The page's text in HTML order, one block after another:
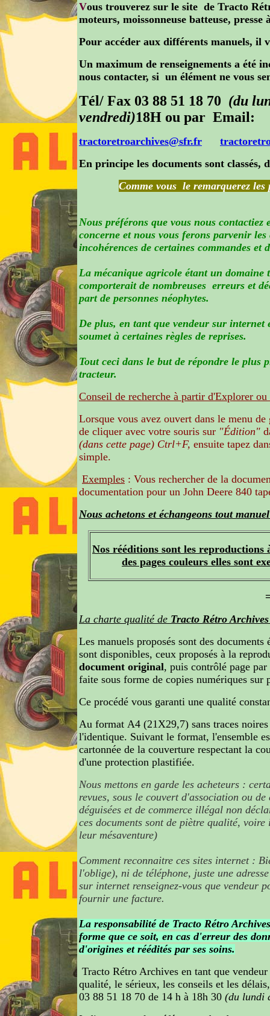
Vous trouverez sur le site de Tracto
moteurs, moissonneuse batteuse,
Pour accéder aux différents manuels, il
Un maximum de renseignements a été
nous contacter, si un élément ne vous
Tél/ Fax 03 88 51 18 70 (du
vendredi)18H ou par Email:
tractoretroarchives@sfr.fr
En principe les documents sont classés,
Comme vous le remarquerez
Nous préférons que vous nous contactiez
concerne et nous vous ferons parvenir
incohérences de certaines commandes
La mécanique agricole étant un domaine
comporterait de nombreuses erreurs et
part de personnes néophytes.
De plus, en tant que vendeur sur
soumet à certaines règles de reprises.
Tout ceci dans le but de répondre le plus
tracteur.
Conseil de recherche à partir d'Explorer
Lorsque vous avez ouvert dans le menu
de cliquer avec votre souris sur "Édition"
(dans cette page) Ctrl+F, ensuite tapez
simple.
Exemples : Vous rechercher de la
documentation pour un John Deere 840
Nous achetons et échangeons tout
Nos rééditions sont les
des pages couleurs elles sont
La charte qualité de Tracto Rétro
Les manuels proposés sont des
sont disponibles, ceux proposés à la
document original, puis contrôlé page
faite sous forme de copies numériques
Ce procédé vous garanti une qualité
Au format A4 (21X29,7) sans traces
l'identique. Suivant le format, l'ensemble
cartonnée de la couverture respectant la
d'une protection plastifiée.
Nous mettons en garde les acheteurs :
revues, sous le couvert d'association ou
déguisées et de commerce illégal non
ces documents sont de piètre qualité, voire
leur mésaventure)
Comment reconnaitre ces sites internet :
l'oblige), ni de téléphone, juste une
sur internet renseignez-vous que vendeur
fournir une facture.
La responsabilité de Tracto Rétro
forme que ce soit, en cas d'erreur des
d'origines et réédités par ses soins.
Tracto Rétro Archives en tant que
qualité, le sérieux, les conseils et les
03 88 51 18 70 de 14 h à 18h 30 (du lundi